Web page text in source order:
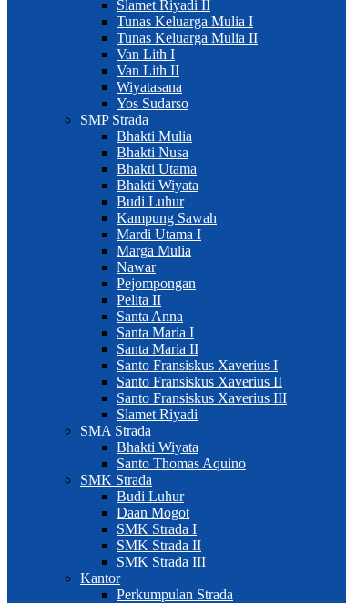
Slamet Riyadi II
Tunas Keluarga Mulia I
Tunas Keluarga Mulia II
Van Lith I
Van Lith II
Wiyatasana
Yos Sudarso
SMP Strada
Bhakti Mulia
Bhakti Nusa
Bhakti Utama
Bhakti Wiyata
Budi Luhur
Kampung Sawah
Mardi Utama I
Marga Mulia
Nawar
Pejompongan
Pelita II
Santa Anna
Santa Maria I
Santa Maria II
Santo Fransiskus Xaverius I
Santo Fransiskus Xaverius II
Santo Fransiskus Xaverius III
Slamet Riyadi
SMA Strada
Bhakti Wiyata
Santo Thomas Aquino
SMK Strada
Budi Luhur
Daan Mogot
SMK Strada I
SMK Strada II
SMK Strada III
Kantor
Perkumpulan Strada